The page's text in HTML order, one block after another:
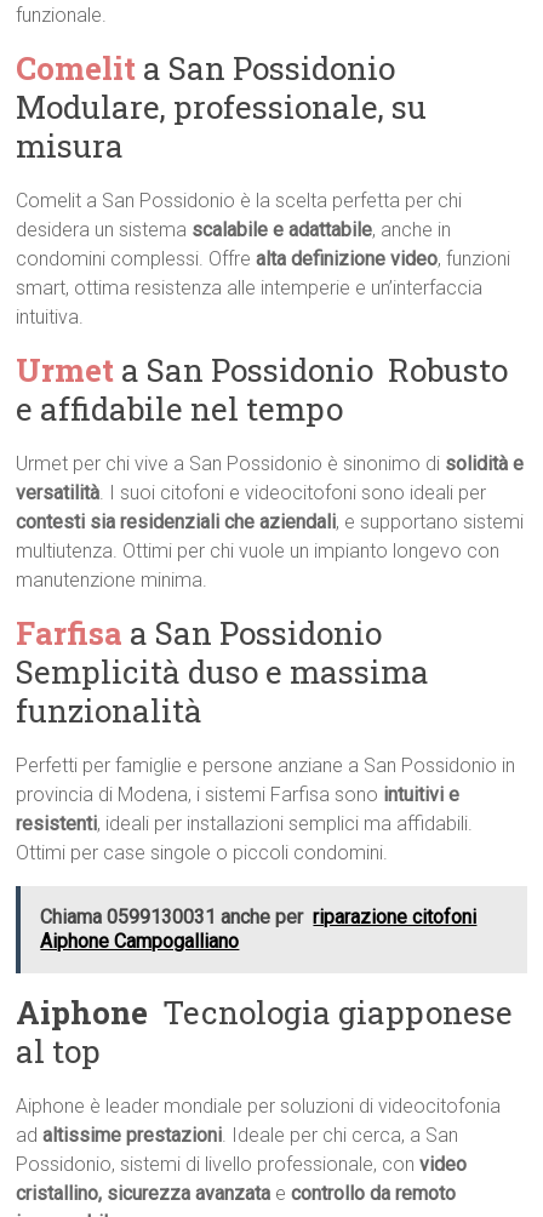
funzionale.
Comelit a San Possidonio 
Modulare, professionale, su
misura
Comelit a San Possidonio è la scelta perfetta per chi
desidera un sistema scalabile e adattabile, anche in
condomini complessi. Offrealta definizione video, funzioni
smart, ottima resistenza alle intemperie e un’interfaccia
intuitiva.
Urmet a San Possidonio  Robusto
e affidabile nel tempo
Urmet per chi vive a San Possidonio è sinonimo di solidità e
versatilità. I suoi citofoni e videocitofoni sono ideali per
contesti sia residenziali che aziendali, e supportano sistemi
multiutenza. Ottimi per chi vuole un impianto longevo con
manutenzione minima.
Farfisa a San Possidonio 
Semplicità duso e massima
funzionalità
Perfetti per famiglie e persone anziane a San Possidonio in
provincia di Modena, i sistemi Farfisa sono intuitivi e
resistenti, ideali per installazioni semplici ma affidabili.
Ottimi per case singole o piccoli condomini.
Chiama 0599130031 anche per riparazione citofoni
Aiphone Campogalliano
Aiphone  Tecnologia giapponese
al top
Aiphone è leader mondiale per soluzioni di videocitofonia
adaltissime prestazioni. Ideale per chi cerca, a San
Possidonio, sistemi di livello professionale, convideo
cristallino, sicurezza avanzata econtrollo da remoto